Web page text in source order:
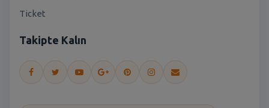
Ticket
Takipte Kalın